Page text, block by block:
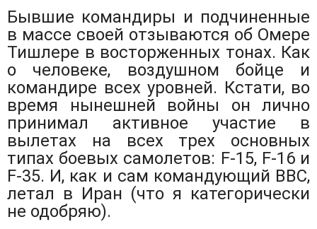
Бывшие командиры и подчиненные
в массе своей отзываются об Омере
Тишлере в восторженных тонах. Как
о человеке, воздушном бойце и
командире всех уровней. Кстати, во
время нынешней войны он лично
принимал активное участие в
вылетах на всех трех основных
типах боевых самолетов: F-15, F-16 и
F-35. И, как и сам командующий ВВС,
летал в Иран (что я категорически
не одобряю).